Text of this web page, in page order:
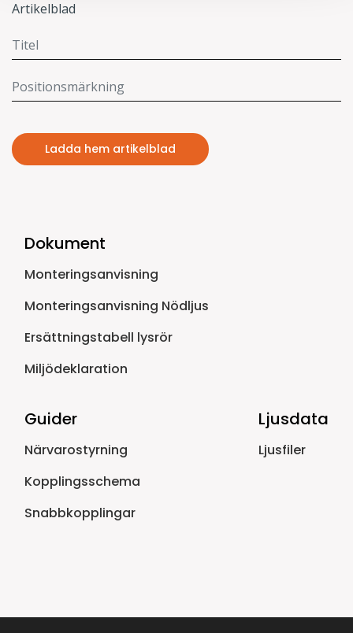
Artikelblad
Ladda hem artikelblad
Dokument
Monteringsanvisning
Monteringsanvisning Nödljus
Ersättningstabell lysrör
Miljödeklaration
Guider
Närvarostyrning
Kopplingsschema
Snabbkopplingar
Ljusdata
Ljusfiler